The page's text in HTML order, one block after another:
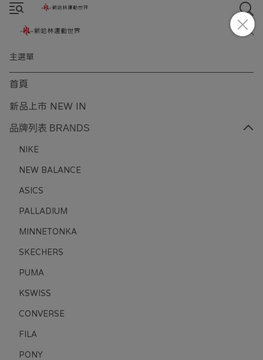
主選單
首頁
新品上市 NEW IN
品牌列表 BRANDS
NIKE
NEW BALANCE
ASICS
PALLADIUM
MINNETONKA
SKECHERS
PUMA
KSWISS
CONVERSE
FILA
PONY